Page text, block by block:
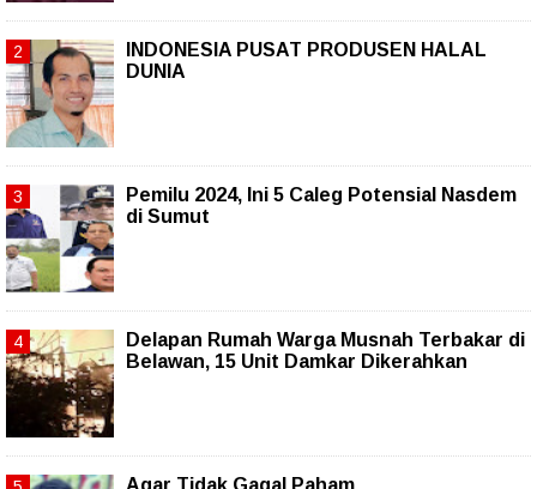
INDONESIA PUSAT PRODUSEN HALAL
DUNIA
Pemilu 2024, Ini 5 Caleg Potensial Nasdem
di Sumut
Delapan Rumah Warga Musnah Terbakar di
Belawan, 15 Unit Damkar Dikerahkan
Agar Tidak Gagal Paham